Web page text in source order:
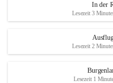
In der
Lesezeit 3
Lesezeit 2
Lesezeit 1